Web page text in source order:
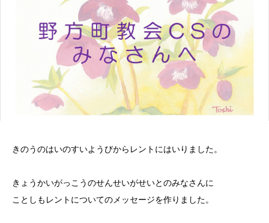
きのうのはいのすいようびからレントにはいりました。
きょうかいがっこうのせんせいがせいとのみなさんに
ことしもレントについてのメッセージを作りました。